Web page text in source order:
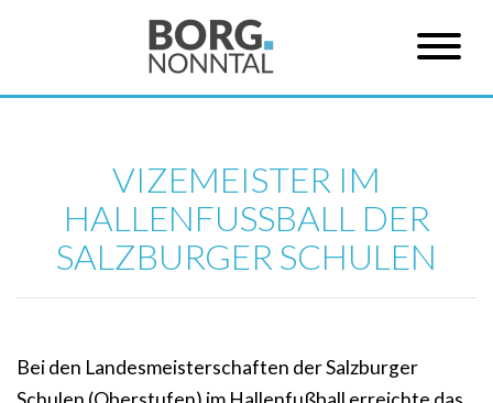
VIZEMEISTER IM
HALLENFUSSBALL DER S
ALZBURGER SCHULEN
Bei den Landesmeisterschaften der Salzburger